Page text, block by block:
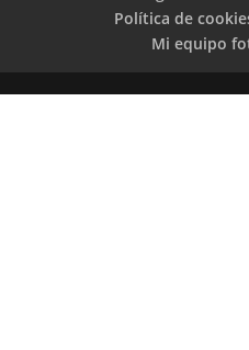
Política de
Mi equipo